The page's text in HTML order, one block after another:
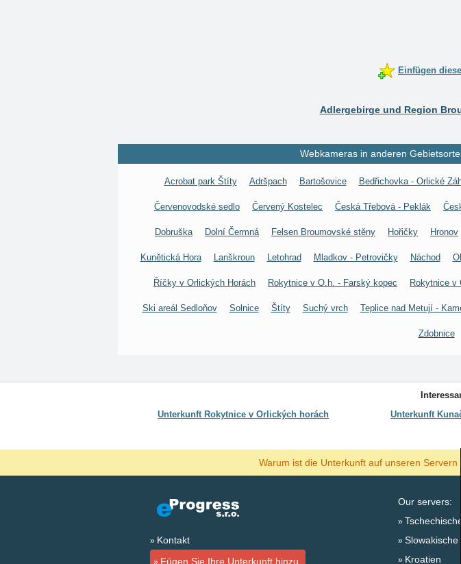
Einfügen
Adlergebirge und Region
Webkameras in anderen
Acrobat park Štíty Adršpach Bartošovice Bedřichovka - Orlické
Červenovodské sedlo Červený Kostelec Česká Třebová - Peklák
Dobruška Dolní Čermná Felsen Broumovské stěny Hořičky Hronov
Kunětická Hora Lanškroun Letohrad Mladkov - Petrovičky Náchod
Říčky v Orlických Horách Rokytnice v O.h. - Farský kopec Rokytnice v
Ski areál Sedloňov Solnice Štíty Suchý vrch Teplice nad Metují -
Zdobnice
Unterkunft Rokytnice v Orlických horách
Unterkunft
Warum ist die Unterkunft auf unseren Servern
Kontakt
Fügen Sie Ihre Unterkunft hinzu
Our servers:
Kroatien